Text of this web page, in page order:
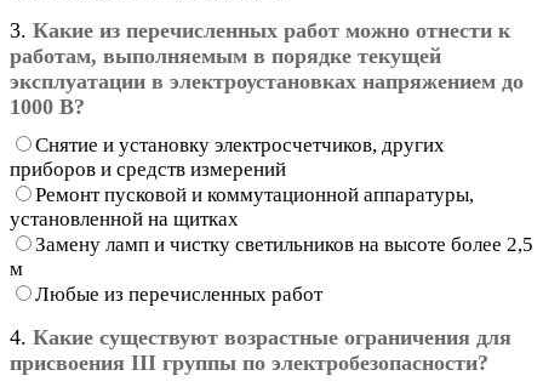
3. Какие из перечисленных работ можно отнести к
работам, выполняемым в порядке текущей
эксплуатации в электроустановках напряжением до
1000 В?
Снятие и установку электросчетчиков, других
приборов и средств измерений
Ремонт пусковой и коммутационной аппаратуры,
установленной на щитках
Замену ламп и чистку светильников на высоте более 2,5
м
Любые из перечисленных работ
4. Какие существуют возрастные ограничения для
присвоения III группы по электробезопасности?